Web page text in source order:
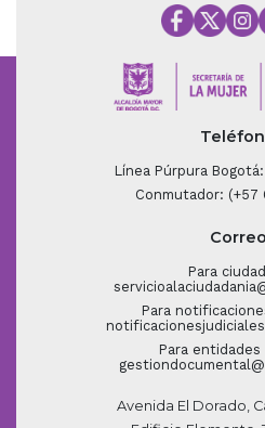
Línea Púrpura Bogotá:
Conmutador: (+57
Para
Para
Para entidades
Avenida El Dorado,